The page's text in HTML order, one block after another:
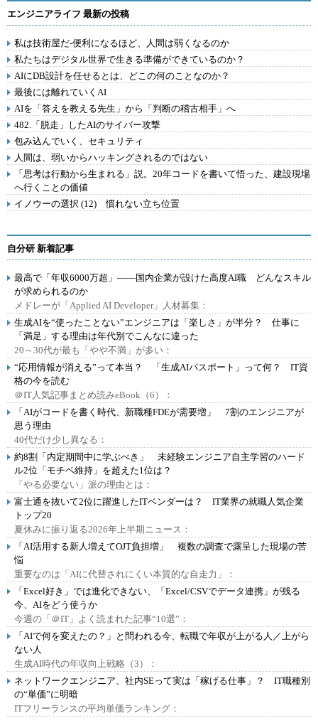
エンジニアライフ 最新の投稿
私は技術屋だ-便利になるほど、人間は弱くなるのか
私たちはデジタル世界で生きる準備ができているのか？
AIにDB設計を任せるとは、どこの何のことなのか？
最後には離れていくAI
AIを「答えを教える先生」から「判断の稽古相手」へ
482.「脱走」したAIのサイバー攻撃
包み込んでいく、セキュリティ
人間は、弱いからハッキングされるのではない
「思考は行動から生まれる」説。20年コードを書いて悟った、建設現場
へ行くことの価値
イノウーの選択 (12) 慣れない立ち位置
自分研 新着記事
最高で「年収6000万超」――国内企業が設けた高度AI職 どんなスキル
が求められるのか
メドレーが「Applied AI Developer」人材募集：
生成AIを“使ったことない”エンジニアは「楽しさ」が半分？ 仕事に
「満足」する理由は年代別でこんなに違った
20～30代が最も「やや不満」が多い：
“応用情報が消える”って本当？ 「生成AIパスポート」って何？ IT資
格の今を読む
＠IT人気記事まとめ読みeBook（6）：
「AIがコードを書く時代、新職種FDEが需要増」 7割のエンジニアが
思う理由
40代だけ少し異なる：
約8割「内定期間中に学ぶべき」 未経験エンジニア自主学習のハード
ル2位「モチベ維持」を超えた1位は？
「やる必要ない」派の理由とは：
富士通を抜いて2位に躍進したITベンダーは？ IT業界の就職人気企業
トップ20
夏休みに振り返る2026年上半期ニュース：
「AI活用する新人増えてOJT負担増」 複数の調査で露呈した現場の苦
悩
重要なのは「AIに代替されにくい本質的な自走力」：
「Excel好き」では進化できない、「Excel/CSVでデータ連携」が残る
今、AIをどう使うか
今週の「＠IT」よく読まれた記事“10選”：
「AIで何を変えたの？」と問われる今、転職で年収が上がる人／上がら
ない人
生成AI時代の年収向上戦略（3）：
ネットワークエンジニア、社内SEって実は「稼げる仕事」？ IT職種別
の“単価”に明暗
ITフリーランスの平均単価ランキング：